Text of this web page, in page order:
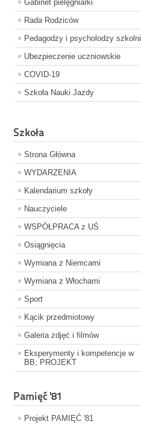
Gabinet pielęgniarki
Rada Rodziców
Pedagodzy i psycholodzy szkolni
Ubezpieczenie uczniowskie
COVID-19
Szkoła Nauki Jazdy
Szkoła
Strona Główna
WYDARZENIA
Kalendarium szkoły
Nauczyciele
WSPÓŁPRACA z UŚ
Osiągnięcia
Wymiana z Niemcami
Wymiana z Włochami
Sport
Kącik przedmiotowy
Galeria zdjęć i filmów
Eksperymenty i kompetencje w
BB; PROJEKT
Pamięć '81
Projekt PAMIĘĆ '81